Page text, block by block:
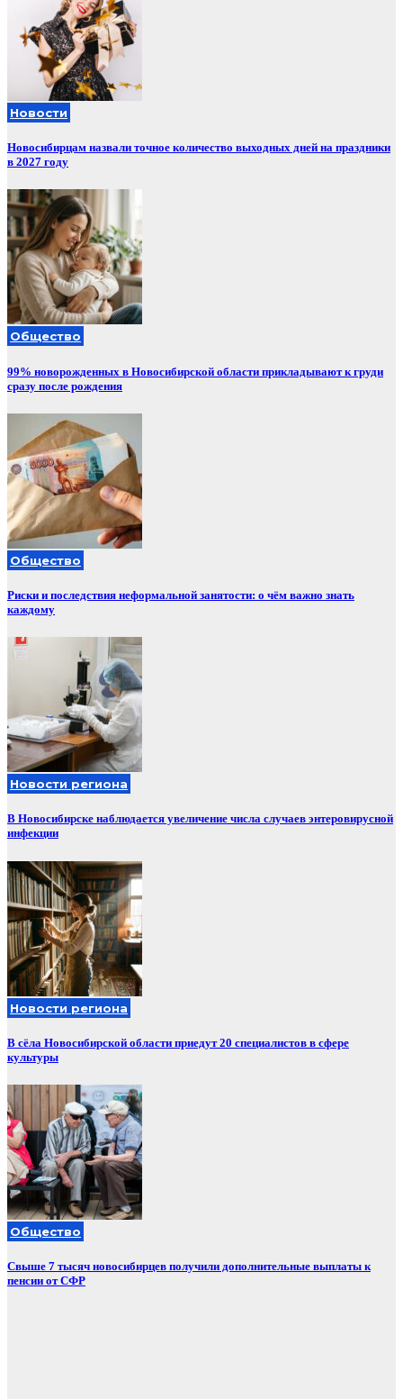
Новости
Новосибирцам назвали точное количество выходных дней на праздники
в 2027 году
Общество
99% новорожденных в Новосибирской области прикладывают к груди
сразу после рождения
Общество
Риски и последствия неформальной занятости: о чём важно знать
каждому
Новости региона
В Новосибирске наблюдается увеличение числа случаев энтеровирусной
инфекции
Новости региона
В сёла Новосибирской области приедут 20 специалистов в сфере
культуры
Общество
Свыше 7 тысяч новосибирцев получили дополнительные выплаты к
пенсии от СФР